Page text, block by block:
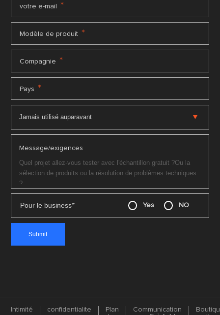
votre e-mail *
Modèle de produit *
Compagnie *
Pays *
Message/exigences
Pour le business* Yes NO
Intimité confidentialite
Plan
Communication